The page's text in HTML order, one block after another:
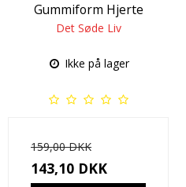
Gummiform Hjerte
Det Søde Liv
Ikke på lager
159,00 DKK
143,10 DKK